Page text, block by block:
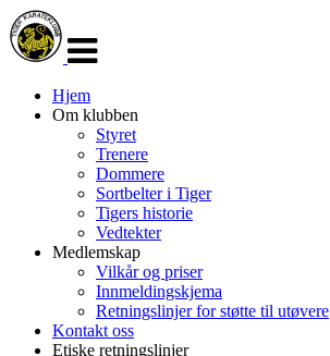
navigasjon
Hjem
Om klubben
Styret
Trenere
Dommere
Sortbelter i Tiger
Tigers historie
Vedtekter
Medlemskap
Vilkår og priser
Innmeldingskjema
Retningslinjer for støtte til utøvere
Kontakt oss
Etiske retningslinjer